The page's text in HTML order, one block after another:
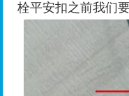
栓平安扣之前我们